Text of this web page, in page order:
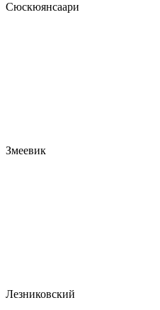
Сюскюянсаари
Змеевик
Лезниковский